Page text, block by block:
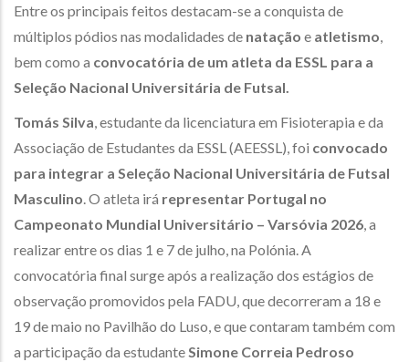
Entre os principais feitos destacam-se a conquista de
múltiplos pódios nas modalidades de natação e atletismo
bem como a convocatória de um atleta da ESSL para a
Seleção Nacional Universitária de Futsal.
Tomás Silva , estudante da licenciatura em Fisioterapia e da
Associação de Estudantes da ESSL (AEESSL), foi convocado
para integrar a Seleção Nacional Universitária de Futsal
Masculino . O atleta irá representar Portugal no
Campeonato Mundial Universitário – Varsóvia 2026 , a
realizar entre os dias 1 e 7 de julho, na Polónia. A
convocatória final surge após a realização dos estágios de
observação promovidos pela FADU, que decorreram a 18 e
19 de maio no Pavilhão do Luso, e que contaram também com
a participação da estudante Simone Correia Pedroso